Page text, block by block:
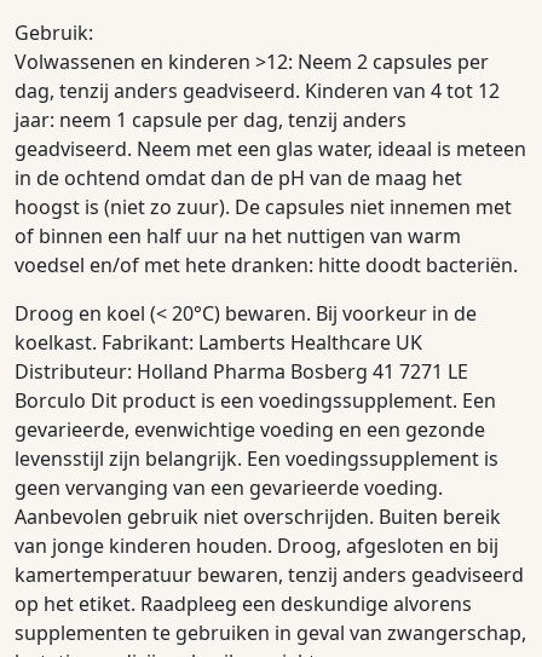
Gebruik:
Volwassenen en kinderen >12: Neem 2 capsules per
dag, tenzij anders geadviseerd. Kinderen van 4 tot 12
jaar: neem 1 capsule per dag, tenzij anders
geadviseerd. Neem met een glas water, ideaal is meteen
in de ochtend omdat dan de pH van de maag het
hoogst is (niet zo zuur). De capsules niet innemen met
of binnen een half uur na het nuttigen van warm
voedsel en/of met hete dranken: hitte doodt bacteriën.
Droog en koel (< 20°C) bewaren. Bij voorkeur in de
koelkast. Fabrikant: Lamberts Healthcare UK
Distributeur: Holland Pharma Bosberg 41 7271 LE
Borculo Dit product is een voedingssupplement. Een
gevarieerde, evenwichtige voeding en een gezonde
levensstijl zijn belangrijk. Een voedingssupplement is
geen vervanging van een gevarieerde voeding.
Aanbevolen gebruik niet overschrijden. Buiten bereik
van jonge kinderen houden. Droog, afgesloten en bij
kamertemperatuur bewaren, tenzij anders geadviseerd
op het etiket. Raadpleeg een deskundige alvorens
supplementen te gebruiken in geval van zwangerschap,